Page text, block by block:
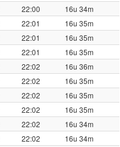
22:00
16u 34m
22:01
16u 35m
22:01
16u 35m
22:01
16u 35m
22:02
16u 36m
22:02
16u 35m
22:02
16u 35m
22:02
16u 35m
22:02
16u 34m
22:02
16u 34m